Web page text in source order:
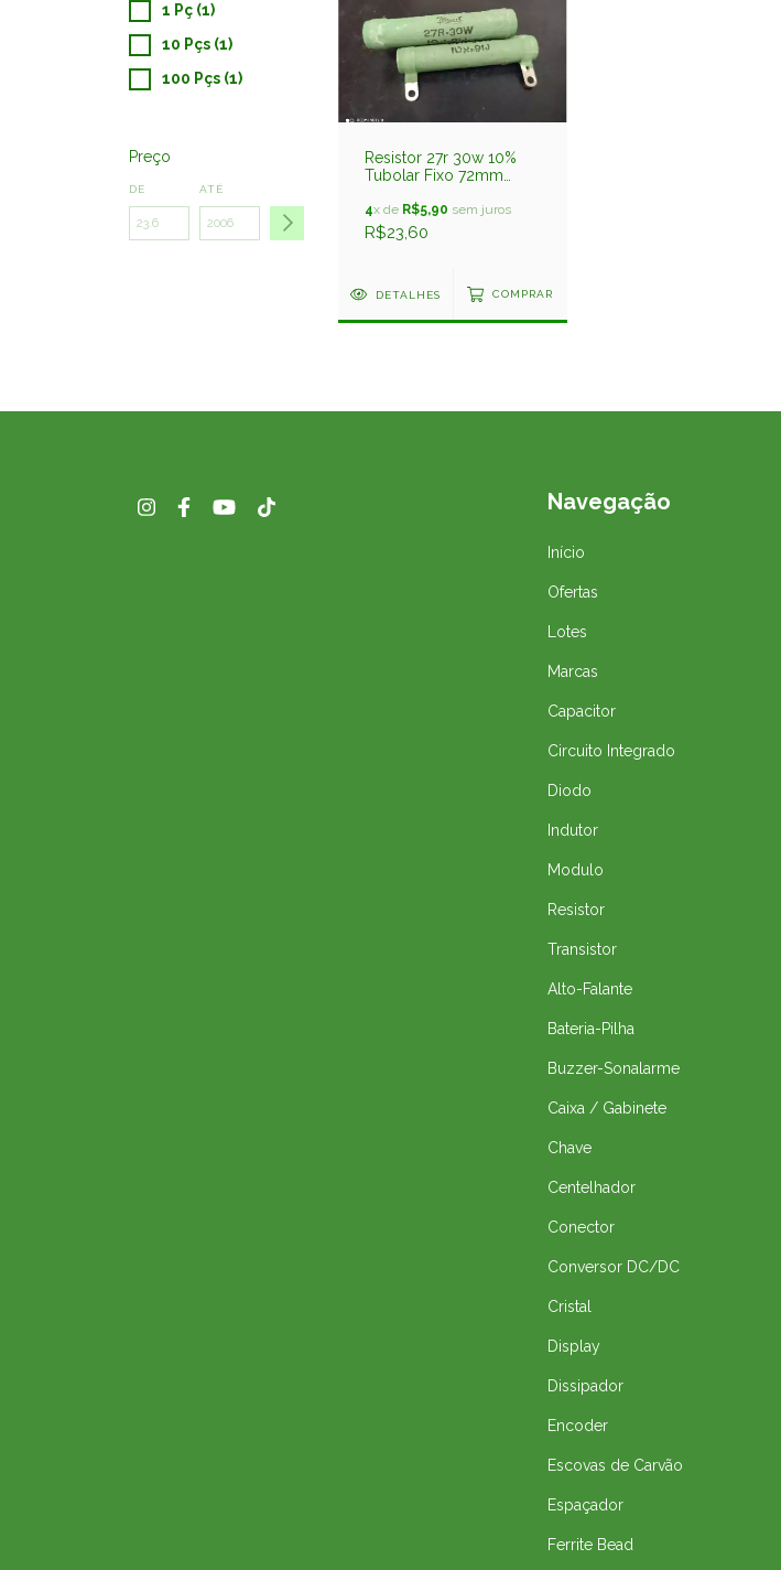
1 Pç (1)
10 Pçs (1)
100 Pçs (1)
Preço
DE ATÉ
Resistor 27r 30w 10%
Tubolar Fixo 72mm
4x de R$5,90 sem juros
R$23,60
DETALHES COMPRAR
Navegação
Início
Ofertas
Lotes
Marcas
Capacitor
Circuito Integrado
Diodo
Indutor
Modulo
Resistor
Transistor
Alto-Falante
Bateria-Pilha
Buzzer-Sonalarme
Caixa / Gabinete
Chave
Centelhador
Conector
Conversor DC/DC
Cristal
Display
Dissipador
Encoder
Escovas de Carvão
Espaçador
Ferrite Bead